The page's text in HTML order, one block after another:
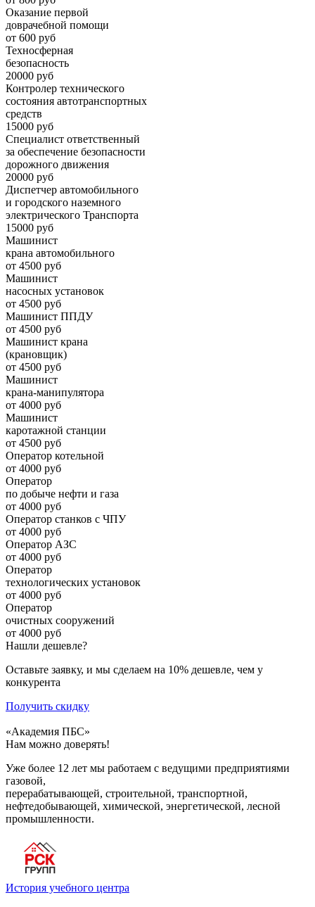
Оказание первой
доврачебной помощи
от 600 руб
Техносферная
безопасность
20000 руб
Контролер технического
состояния автотранспортных
средств
15000 руб
Специалист ответственный
за обеспечение безопасности
дорожного движения
20000 руб
Диспетчер автомобильного
и городского наземного
электрического Транспорта
15000 руб
Машинист
крана автомобильного
от 4500 руб
Машинист
насосных установок
от 4500 руб
Машинист ППДУ
от 4500 руб
Машинист крана
(крановщик)
от 4500 руб
Машинист
крана-манипулятора
от 4000 руб
Машинист
каротажной станции
от 4500 руб
Оператор котельной
от 4000 руб
Оператор
по добыче нефти и газа
от 4000 руб
Оператор станков с ЧПУ
от 4000 руб
Оператор АЗС
от 4000 руб
Оператор
технологических установок
от 4000 руб
Оператор
очистных сооружений
от 4000 руб
Нашли дешевле?
Оставьте заявку, и мы сделаем на 10% дешевле, чем у
конкурента
Получить скидку
«Академия ПБС»
Нам можно доверять!
Уже более 12 лет мы работаем с ведущими предприятиями
газовой,
перерабатывающей, строительной, транспортной,
нефтедобывающей, химической, энергетической, лесной
промышленности.
История учебного центра